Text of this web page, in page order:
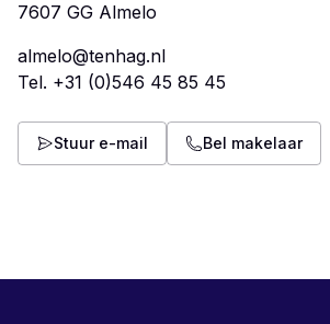
almelo@tenhag.nl
Tel. +31 (0)546 45 85 45
Stuur e-mail Bel makelaar